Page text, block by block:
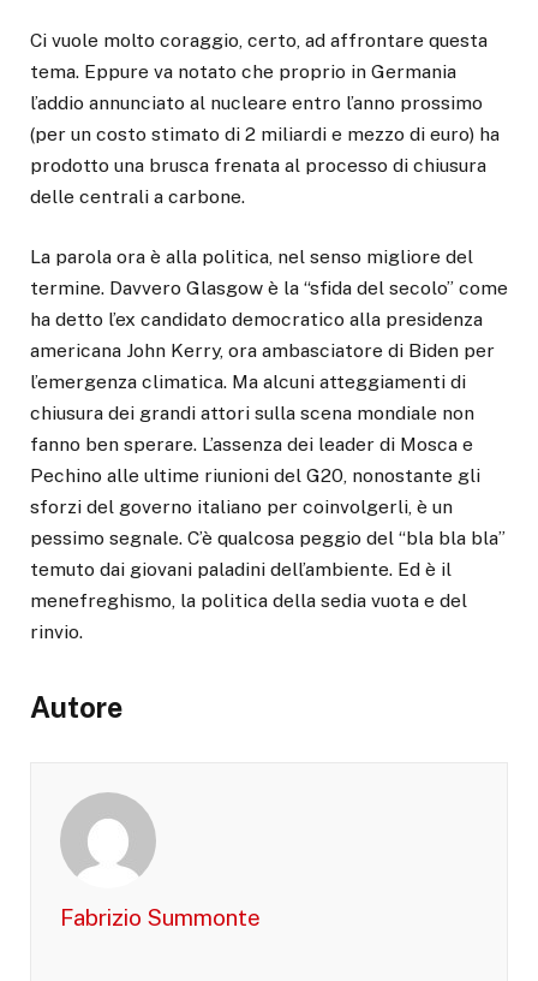
Ci vuole molto coraggio, certo, ad affrontare questa
tema. Eppure va notato che proprio in Germania
l’addio annunciato al nucleare entro l’anno prossimo
(per un costo stimato di 2 miliardi e mezzo di euro) ha
prodotto una brusca frenata al processo di chiusura
delle centrali a carbone.
La parola ora è alla politica, nel senso migliore del
termine. Davvero Glasgow è la “sfida del secolo” come
ha detto l’ex candidato democratico alla presidenza
americana John Kerry, ora ambasciatore di Biden per
l’emergenza climatica. Ma alcuni atteggiamenti di
chiusura dei grandi attori sulla scena mondiale non
fanno ben sperare. L’assenza dei leader di Mosca e
Pechino alle ultime riunioni del G20, nonostante gli
sforzi del governo italiano per coinvolgerli, è un
pessimo segnale. C’è qualcosa peggio del “bla bla bla”
temuto dai giovani paladini dell’ambiente. Ed è il
menefreghismo, la politica della sedia vuota e del
rinvio.
Autore
Fabrizio Summonte